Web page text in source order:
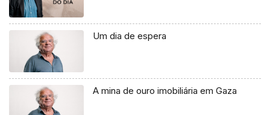
Um dia de espera
A mina de ouro imobiliária em Gaza